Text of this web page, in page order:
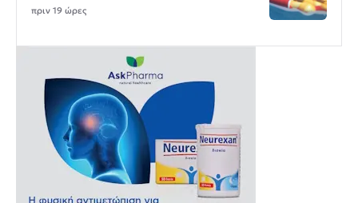
πριν 19 ώρες